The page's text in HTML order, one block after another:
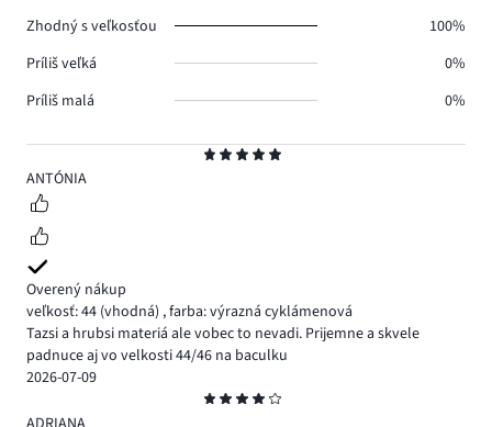
5
ANTÓNIA
Overený nákup
veľkosť: 44 (vhodná) ,farba: výrazná cyklámenová
Tazsi a hrubsi materiá ale vobec to nevadi. Prijemne a skvele
padnuce aj vo velkosti 44/46 na baculku
2026-07-09
4
Zhodný s veľkosťou
100%
Príliš veľká
0%
Príliš malá
0%